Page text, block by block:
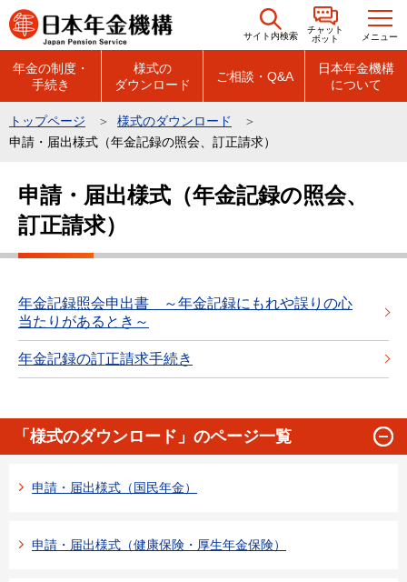
こ
の
の
サイト内検索
チャット
ボット
メニュー
年金の制度・
手続き
様式の
ダウンロード
ご相談・Q&A
日本年金機構
について
トップページ
様式のダウンロード
申請・届出様式（年金記録の照会、訂正請求）
申請・届出様式（年金記録の照会、
訂正請求）
年金記録照会申出書 ～年金記録にもれや誤りの心
当たりがあるとき～
年金記録の訂正請求手続き
「様式のダウンロード」のページ一覧
申請・届出様式（国民年金）
申請・届出様式（健康保険・厚生年金保険）